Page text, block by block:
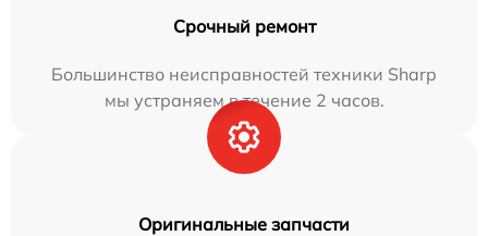
Срочный ремонт
Большинство неисправностей техники Sharp
мы устраняем в течение 2 часов.
Оригинальные запчасти